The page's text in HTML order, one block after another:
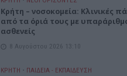
Κρήτη – νοσοκομεία: Κλινικές
από τα όριά τους με
ασθενείς
8 Αυγούστου 2026 13:10
ΚΡΗΤΗ • ΠΑΙΔΕΙΑ - ΕΚΠΑΙΔΕΥΣΗ